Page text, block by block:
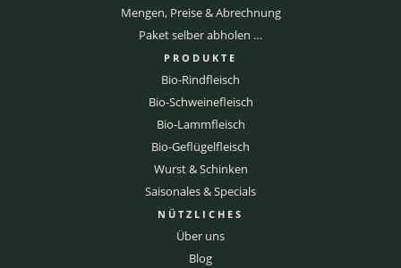
Mengen, Preise & Abrechnung
Paket selber abholen …
PRODUKTE
Bio-Rindfleisch
Bio-Schweinefleisch
Bio-Lammfleisch
Bio-Geflügelfleisch
Wurst & Schinken
Saisonales & Specials
NÜTZLICHES
Über uns
Blog